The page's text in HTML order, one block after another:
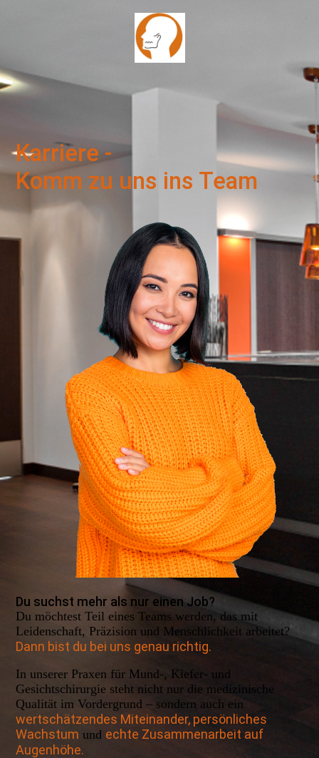
Karriere -
Komm zu uns ins Team
Du suchst mehr als nur einen Job?
Du möchtest Teil eines Teams werden, das mit
Leidenschaft, Präzision und Menschlichkeit arbeitet?
Dann bist du bei uns genau richtig.
In unserer Praxen für Mund-, Kiefer- und
Gesichtschirurgie steht nicht nur die medizinische
Qualität im Vordergrund – sondern auch ein
wertschätzendes Miteinander, persönliches
Wachstum und echte Zusammenarbeit auf
Augenhöhe.